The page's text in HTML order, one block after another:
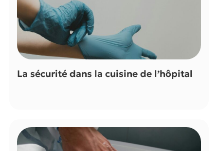
La sécurité dans la cuisine de l’hôpital